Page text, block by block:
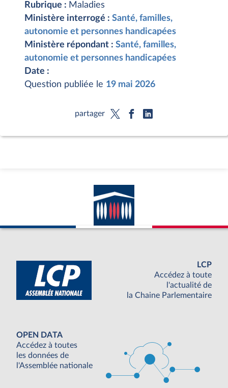
Rubrique : Maladies
Ministère interrogé : Santé, familles,
autonomie et personnes handicapées
Ministère répondant : Santé, familles,
autonomie et personnes handicapées
Date :
Question publiée le 19 mai 2026
partager
LCP
Accédez à toute
l'actualité de
la Chaine Parlementaire
OPEN DATA
Accédez à toutes
les données de
l'Assemblée nationale